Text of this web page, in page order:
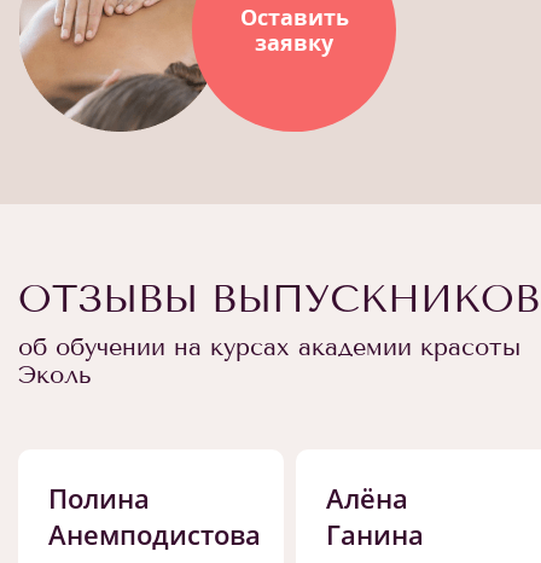
Оставить
заявку
ОТЗЫВЫ ВЫПУСКНИКОВ
об обучении на курсах академии красоты
Эколь
Полина
Анемподистова
Алёна
Ганина